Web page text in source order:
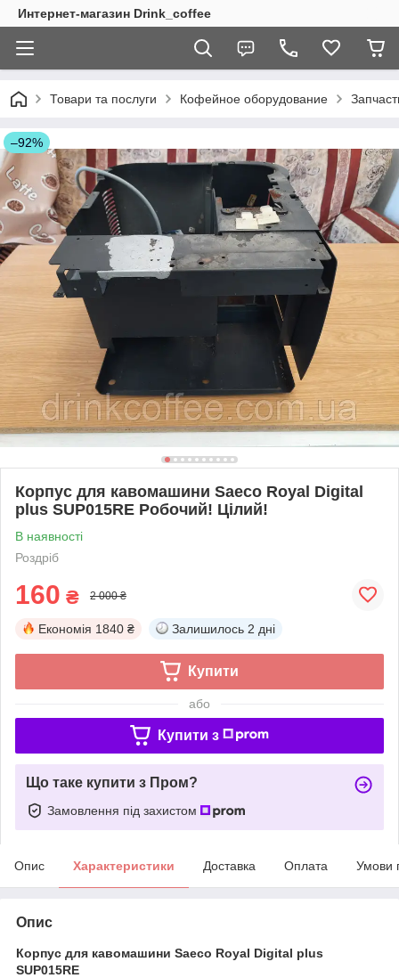
Интернет-магазин Drink_coffee
Товари та послуги Кофейное оборудование
–92%
Корпус для кавомашини Saeco Royal Digital
plus SUP015RE Робочий! Цілий!
В наявності
Роздріб
160 ₴ 2 000 ₴
Економія 1840 ₴ Залишилось 2 дні
Купити
або
Купити з
Що таке купити з Пром?
Замовлення під захистом
Опис Характеристики Доставка Оплата Умови
Опис
Корпус для кавомашини Saeco Royal Digital plus
SUP015RE